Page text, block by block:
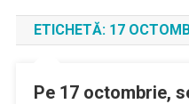
ETICHETĂ: 17
Pe 17 octombrie,